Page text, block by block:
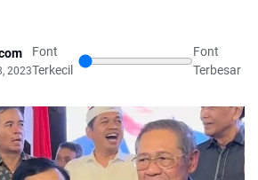
2023
Font
Terkecil
Font
Terbesar